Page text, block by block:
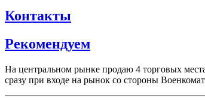
Контакты
Рекомендуем
На центральном рынке продаю 4 торговых
сразу при входе на рынок со стороны